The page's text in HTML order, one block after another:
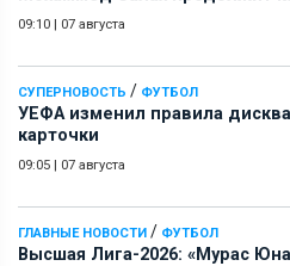
09:10 | 07 августа
СУПЕРНОВОСТЬ / ФУТБОЛ
УЕФА изменил правила
карточки
09:05 | 07 августа
ГЛАВНЫЕ НОВОСТИ / ФУТБОЛ
Высшая Лига-2026: «Мурас